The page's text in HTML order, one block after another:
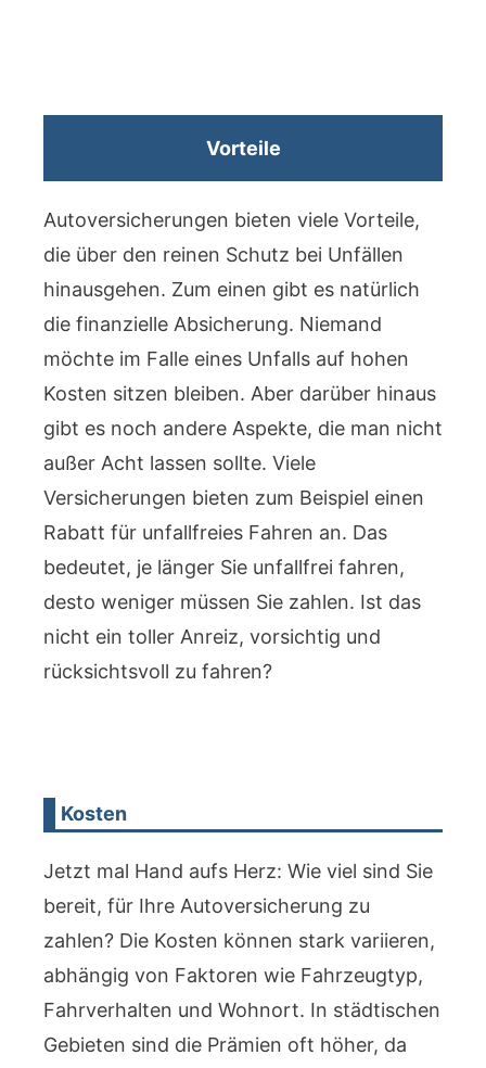
Vorteile
Autoversicherungen bieten viele Vorteile,
die über den reinen Schutz bei Unfällen
hinausgehen. Zum einen gibt es natürlich
die finanzielle Absicherung. Niemand
möchte im Falle eines Unfalls auf hohen
Kosten sitzen bleiben. Aber darüber hinaus
gibt es noch andere Aspekte, die man nicht
außer Acht lassen sollte. Viele
Versicherungen bieten zum Beispiel einen
Rabatt für unfallfreies Fahren an. Das
bedeutet, je länger Sie unfallfrei fahren,
desto weniger müssen Sie zahlen. Ist das
nicht ein toller Anreiz, vorsichtig und
rücksichtsvoll zu fahren?
Kosten
Jetzt mal Hand aufs Herz: Wie viel sind Sie
bereit, für Ihre Autoversicherung zu
zahlen? Die Kosten können stark variieren,
abhängig von Faktoren wie Fahrzeugtyp,
Fahrverhalten und Wohnort. In städtischen
Gebieten sind die Prämien oft höher, da